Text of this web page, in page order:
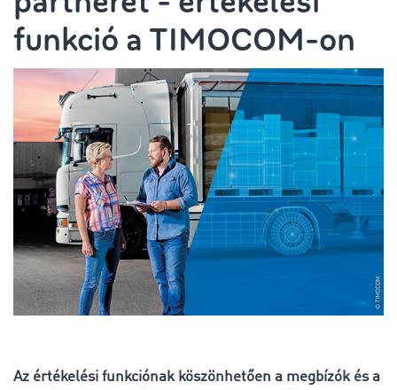
funkció a TIMOCOM-on
Az értékelési funkciónak köszönhetően a megbízók és a